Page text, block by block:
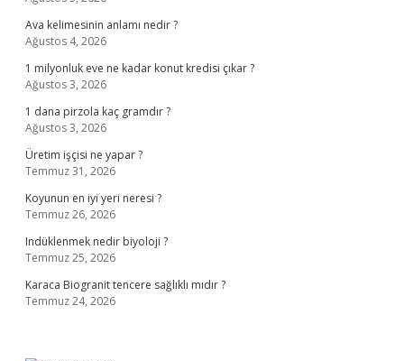
Ava kelimesinin anlamı nedir ?
Ağustos 4, 2026
1 milyonluk eve ne kadar konut kredisi çıkar ?
Ağustos 3, 2026
1 dana pirzola kaç gramdır ?
Ağustos 3, 2026
Üretim işçisi ne yapar ?
Temmuz 31, 2026
Koyunun en iyi yeri neresi ?
Temmuz 26, 2026
Indüklenmek nedir biyoloji ?
Temmuz 25, 2026
Karaca Biogranit tencere sağlıklı mıdır ?
Temmuz 24, 2026